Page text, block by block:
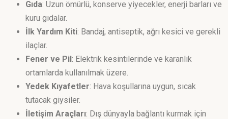
Gıda: Uzun ömürlü, konserve yiyecekler, enerji barları ve
kuru gıdalar.
İlk Yardım Kiti: Bandaj, antiseptik, ağrı kesici ve gerekli
ilaçlar.
Fener ve Pil: Elektrik kesintilerinde ve karanlık
ortamlarda kullanılmak üzere.
Yedek Kıyafetler: Hava koşullarına uygun, sıcak
tutacak giysiler.
İletişim Araçları: Dış dünyayla bağlantı kurmak için